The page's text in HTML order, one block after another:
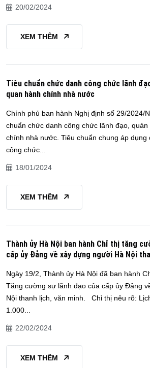
20/02/2024
XEM THÊM
Tiêu chuẩn chức danh công chức lãnh
quan hành chính nhà nước
Chính phủ ban hành Nghị định số 29/2024/
chuẩn chức danh công chức lãnh đạo,
chính nhà nước. Tiêu chuẩn chung áp dụng
công chức...
18/01/2024
XEM THÊM
Thành ủy Hà Nội ban hành Chỉ thị tăng
cấp ủy Đảng về xây dựng người Hà Nội
Ngày 19/2, Thành ủy Hà Nội đã ban hành
Tăng cường sự lãnh đạo của cấp ủy Đảng
Nội thanh lịch, văn minh. Chỉ thị nêu rõ:
1.000...
22/02/2024
XEM THÊM